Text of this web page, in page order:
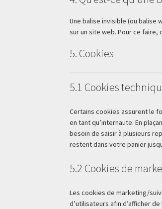
Une balise invisible (ou balise
sur un site web. Pour ce faire,
5. Cookies
5.1 Cookies
Certains cookies assurent le
en tant qu’internaute. En
besoin de saisir à plusieurs
restent dans votre panier
5.2 Cookies de
Les cookies de marketing/
d’utilisateurs afin d’afficher